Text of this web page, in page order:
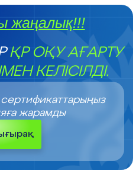
жаңалық!!!
ҚР ОҚУ АҒАРТУ
КЕЛІСІЛДІ.
сертификаттарыңыз
жарамды